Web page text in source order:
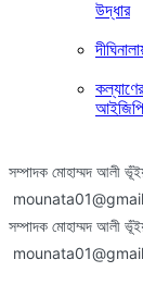
উদ্ধার
আইজিপি
সম্পাদক মোহাম্মদ আলী
সম্পাদক মোহাম্মদ আলী